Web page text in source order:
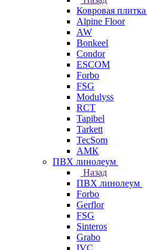
Ковровая плитка
Alpine Floor
AW
Bonkeel
Condor
ESCOM
Forbo
FSG
Modulyss
RCT
Tapibel
Tarkett
TecSom
АМК
ПВХ линолеум
Назад
ПВХ линолеум
Forbo
Gerflor
FSG
Sinteros
Grabo
IVC